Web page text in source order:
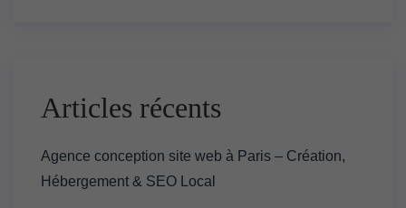
Articles récents
Agence conception site web à Paris – Création,
Hébergement & SEO Local